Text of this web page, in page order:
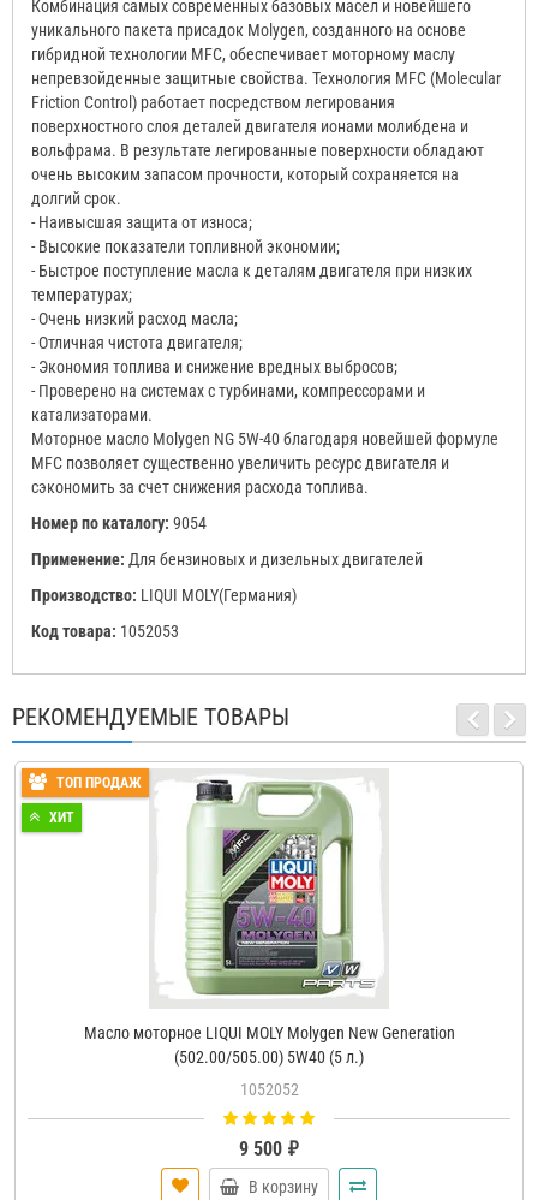
Комбинация самых современных базовых масел и новейшего
уникального пакета присадок Molygen, созданного на основе
гибридной технологии MFC, обеспечивает моторному маслу
непревзойденные защитные свойства. Технология MFC (Molecular
Friction Control) работает посредством легирования
поверхностного слоя деталей двигателя ионами молибдена и
вольфрама. В результате легированные поверхности обладают
очень высоким запасом прочности, который сохраняется на
долгий срок.
- Наивысшая защита от износа;
- Высокие показатели топливной экономии;
- Быстрое поступление масла к деталям двигателя при низких
температурах;
- Очень низкий расход масла;
- Отличная чистота двигателя;
- Экономия топлива и снижение вредных выбросов;
- Проверено на системах с турбинами, компрессорами и
катализаторами.
Моторное масло Molygen NG 5W-40 благодаря новейшей формуле
MFC позволяет существенно увеличить ресурс двигателя и
сэкономить за счет снижения расхода топлива.
Номер по каталогу: 9054
Применение: Для бензиновых и дизельных двигателей
Производство: LIQUI MOLY(Германия)
Код товара: 1052053
РЕКОМЕНДУЕМЫЕ ТОВАРЫ
ТОП ПРОДАЖ
ХИТ
Масло моторное LIQUI MOLY Molygen New Generation
(502.00/505.00) 5W40 (5 л.)
1052052
9 500 ₽
В корзину